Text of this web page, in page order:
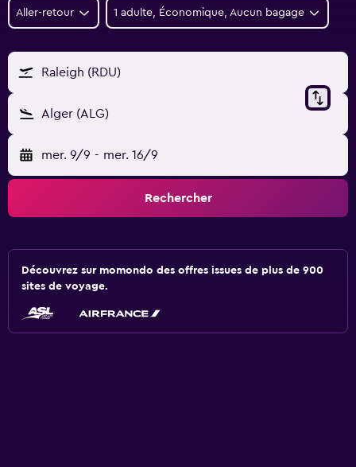
Aller-retour 1 adulte, Économique, Aucun bagage
Raleigh (RDU)
Alger (ALG)
mer. 9/9 - mer. 16/9
Rechercher
Découvrez sur momondo des offres issues de plus de 900
sites de voyage.